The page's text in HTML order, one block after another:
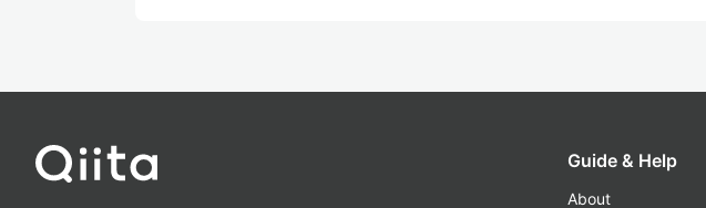
Guide & Help
About